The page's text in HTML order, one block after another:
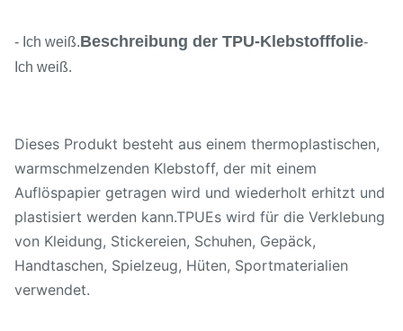
- Ich weiß.Beschreibung der TPU-Klebstofffolie-
Ich weiß.
Dieses Produkt besteht aus einem thermoplastischen,
warmschmelzenden Klebstoff, der mit einem
Auflöspapier getragen wird und wiederholt erhitzt und
plastisiert werden kann.TPUEs wird für die Verklebung
von Kleidung, Stickereien, Schuhen, Gepäck,
Handtaschen, Spielzeug, Hüten, Sportmaterialien
verwendet.